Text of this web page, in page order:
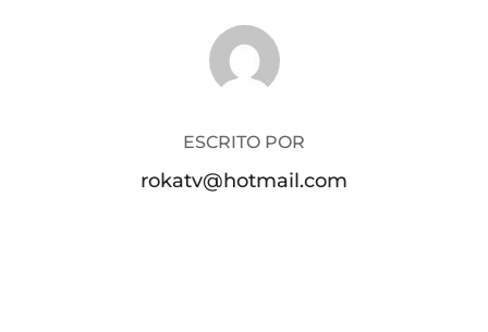
AUTOR DE LA PUBLICACIÓN
ESCRITO POR
rokatv@hotmail.com